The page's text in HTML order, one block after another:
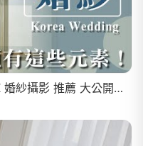
【拍婚紗風格】韓式婚紗 拍攝 X 婚紗攝影 推薦 大公開！！